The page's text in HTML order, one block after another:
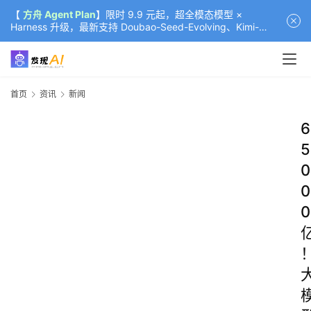
【 方舟 Agent Plan】限时 9.9 元起，超全模态模型 ×
Harness 升级，最新支持 Doubao-Seed-Evolving、Kimi-
K3（部分）、GLM-5.2
首页 资讯 新闻
6
5
0
0
0